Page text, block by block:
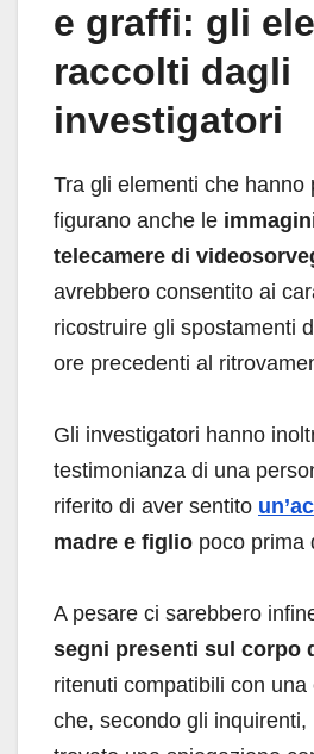
e graffi: gli
raccolti dagli
investigatori
Tra gli elementi che hanno
figurano anche le
telecamere di
avrebbero consentito ai
ricostruire gli spostamenti
ore precedenti al
Gli investigatori hanno
testimonianza di una
riferito di aver sentito
madre e figlio poco prima
A pesare ci sarebbero
segni presenti sul corpo
ritenuti compatibili con
che, secondo gli